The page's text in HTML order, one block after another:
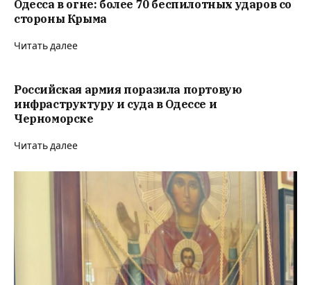
Одесса в огне: более 70 беспилотных ударов со
стороны Крыма
Читать далее
Российская армия поразила портовую
инфраструктуру и суда в Одессе и
Черноморске
Читать далее